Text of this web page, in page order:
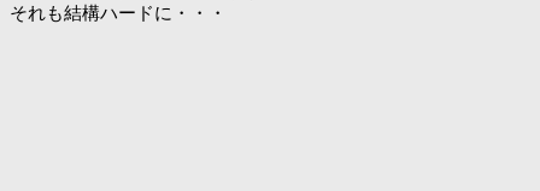
それも結構ハードに・・・